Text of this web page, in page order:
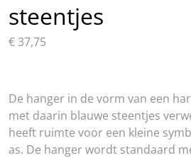
steentjes
€37,75
De hanger in de vorm van een
met daarin blauwe steentjes
heeft ruimte voor een kleine
as. De hanger wordt standaard